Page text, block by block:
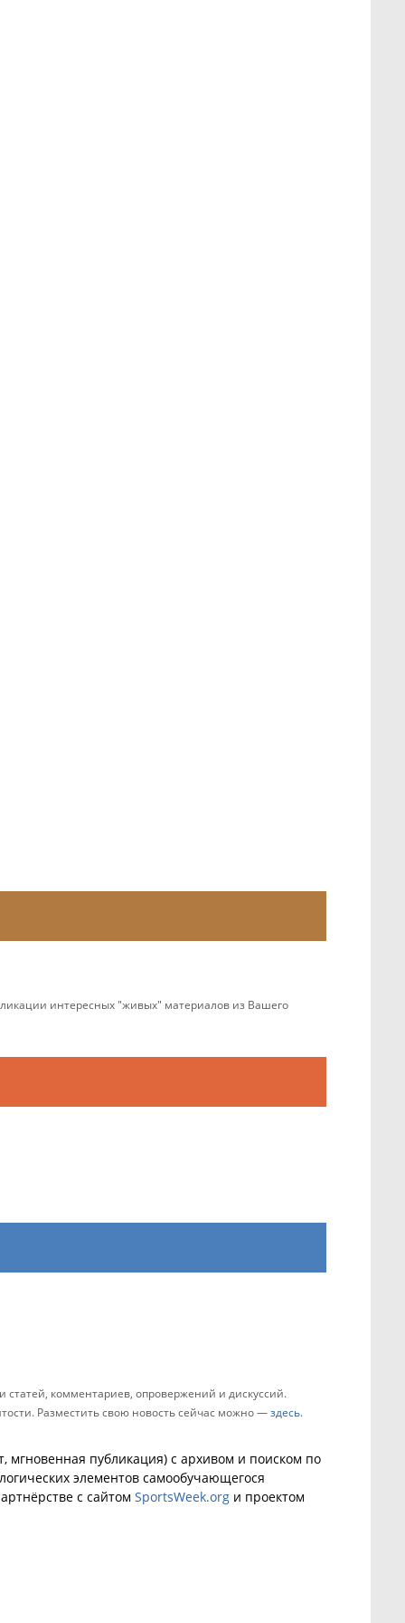
интересных "живых" материалов из Вашего
комментариев, опровержений и дискуссий.
Разместить свою новость сейчас можно —здесь.
публикация) с архивом и поиском по
элементов самообучающегося
с сайтом SportsWeek.org и проектом